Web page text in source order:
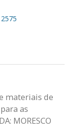
materiais de
as
MORESCO